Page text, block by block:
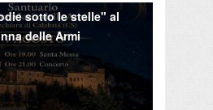
sotto le stelle" al
delle Armi